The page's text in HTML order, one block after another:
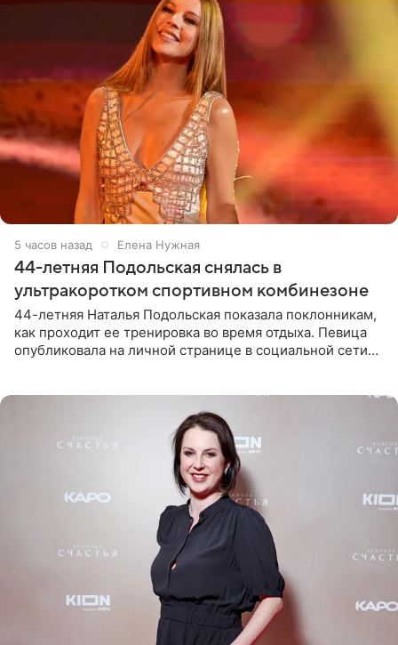
5 часов назад Елена Нужная
44-летняя Подольская снялась в
ультракоротком спортивном комбинезоне
44-летняя Наталья Подольская показала поклонникам,
как проходит ее тренировка во время отдыха. Певица
опубликовала на личной странице в социальной сети